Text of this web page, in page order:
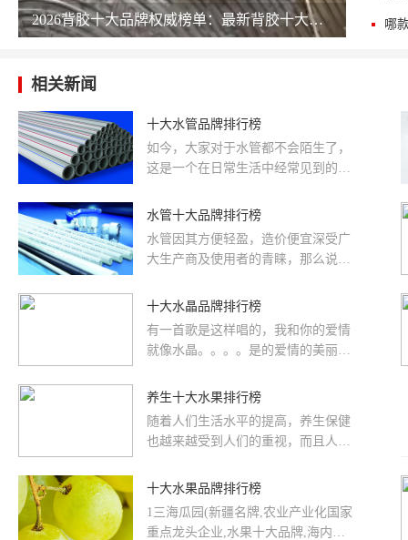
2026背胶十大品牌权威榜单：最新背胶十大公司排名 chinapp
相关新闻
十大水管品牌排行榜
如今，大家对于水管都不会陌生了，
这是一个在日常生活中经常见到的，
坏，这样选择一个比较靠谱的是比较
性价比、质量、用途等，在这里为大
家介绍几款不错的靠谱品牌，都是有
知名度，比较靠谱，质量方面也有保
证，主要有以下几个品牌：联塑、保
利、亚通、美尔固、极高防爆水管、
牛角等。
水管十大品牌排行榜
水管因其方便轻盈，造价便宜深受广
大生产商及使用者的青睐，那么说到
个来。今天小编就特地为大家带来...
十大水晶品牌排行榜
有一首歌是这样唱的，我和你的爱情
就像水晶。。。。是的爱情的美丽就
牌网为大家整理了象征爱情的...
养生十大水果排行榜
随着人们生活水平的提高，养生保健
也越来越受到人们的重视，而且人们
较健康的。那吃什么水果有助于养
十大水果品牌排行榜
1三海瓜园(新疆名牌,农业产业化国家
重点龙头企业,水果十大品牌,海内外